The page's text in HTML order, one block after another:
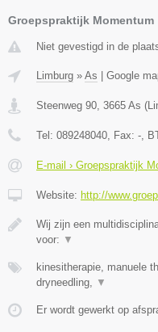
Groepspraktijk Momentum
Niet gevestigd in de
Limburg » As Google
Steenweg 90 3665 As (
Tel: 089248040 , Fax: - ,
E-mail › Groepspraktijk
Website: http://
Wij zijn een
voor: ▼
kinesitherapie, manuele
dryneedling,
▼
Er wordt gewerkt op